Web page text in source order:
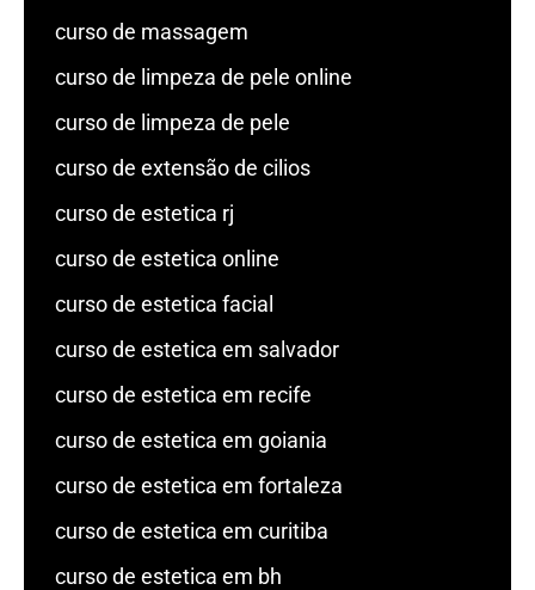
curso de massagem
curso de limpeza de pele online
curso de limpeza de pele
curso de extensão de cilios
curso de estetica rj
curso de estetica online
curso de estetica facial
curso de estetica em salvador
curso de estetica em recife
curso de estetica em goiania
curso de estetica em fortaleza
curso de estetica em curitiba
curso de estetica em bh